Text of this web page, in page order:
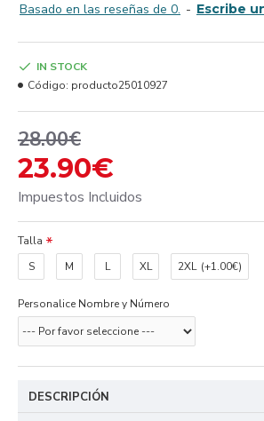
Basado en las reseñas de 0. - Escribe
23.90€
28.00€
Impuestos Incluidos
IN STOCK
Código: producto25010927
Talla
S
M L XL 2XL (+1.00€)
Personalice Nombre y Número
DESCRIPCIÓN